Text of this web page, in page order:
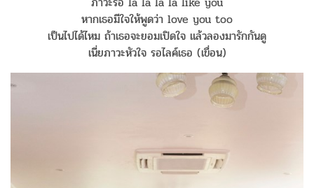
หากเธอมีใจให้พูดว่า love you too
เป็นไปได้ไหม ถ้าเธอจะยอมเปิดใจ แล้วลองมารักกันดู
เนี่ยภาวะหัวใจ รอไลค์เธอ (เขื่อน)